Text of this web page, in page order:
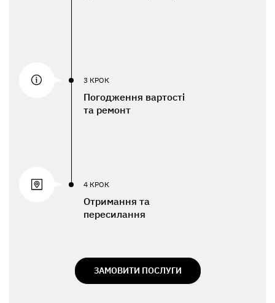
3 КРОК
Погодження вартості
та ремонт
4 КРОК
Отримання та
пересилання
ЗАМОВИТИ ПОСЛУГИ